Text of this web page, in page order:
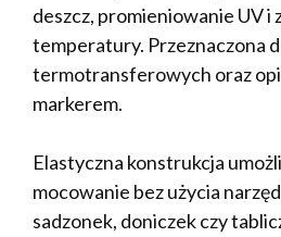
deszcz, promieniowanie UV i
temperatury. Przeznaczona
termotransferowych oraz
markerem.
Elastyczna konstrukcja
mocowanie bez użycia
sadzonek, doniczek czy